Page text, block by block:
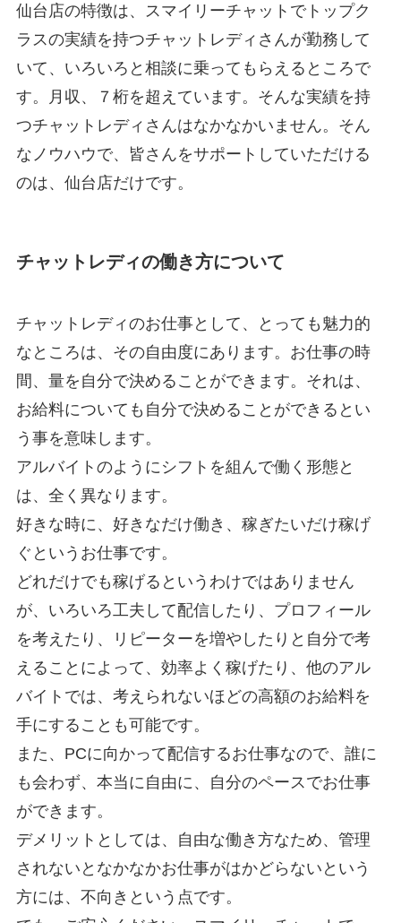
仙台店の特徴は、スマイリーチャットでトップク
ラスの実績を持つチャットレディさんが勤務して
いて、いろいろと相談に乗ってもらえるところで
す。月収、７桁を超えています。そんな実績を持
つチャットレディさんはなかなかいません。そん
なノウハウで、皆さんをサポートしていただける
のは、仙台店だけです。
チャットレディの働き方について
チャットレディのお仕事として、とっても魅力的
なところは、その自由度にあります。お仕事の時
間、量を自分で決めることができます。それは、
お給料についても自分で決めることができるとい
う事を意味します。
アルバイトのようにシフトを組んで働く形態と
は、全く異なります。
好きな時に、好きなだけ働き、稼ぎたいだけ稼げ
ぐというお仕事です。
どれだけでも稼げるというわけではありません
が、いろいろ工夫して配信したり、プロフィール
を考えたり、リピーターを増やしたりと自分で考
えることによって、効率よく稼げたり、他のアル
バイトでは、考えられないほどの高額のお給料を
手にすることも可能です。
また、PCに向かって配信するお仕事なので、誰に
も会わず、本当に自由に、自分のペースでお仕事
ができます。
デメリットとしては、自由な働き方なため、管理
されないとなかなかお仕事がはかどらないという
方には、不向きという点です。